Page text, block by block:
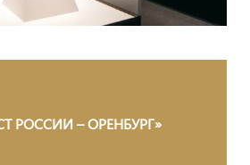
РОССИИ – ОРЕНБУРГ»